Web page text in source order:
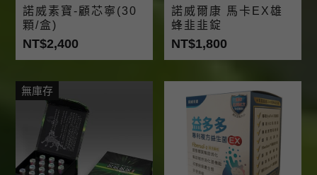
諾威素寶-顧芯寧(30
顆/盒)
NT$2,400
諾威爾康 馬卡EX雄
蜂韭韭錠
NT$1,800
無庫存